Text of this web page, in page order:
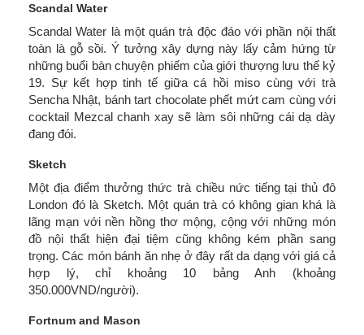
Scandal Water
Scandal Water là một quán trà độc đáo với phần nội thất
toàn là gỗ sồi. Ý tưởng xây dựng này lấy cảm hứng từ
những buổi bàn chuyện phiếm của giới thượng lưu thế kỷ
19. Sự kết hợp tinh tế giữa cá hồi miso cùng với trà
Sencha Nhật, bánh tart chocolate phết mứt cam cùng với
cocktail Mezcal chanh xay sẽ làm sôi những cái dạ dày
đang đói.
Sketch
Một địa điểm thưởng thức trà chiều nức tiếng tại thủ đô
London đó là Sketch. Một quán trà có không gian khá là
lãng mạn với nền hồng thơ mộng, cộng với những món
đồ nội thất hiện đại tiệm cũng không kém phần sang
trọng. Các món bánh ăn nhẹ ở đây rất da dạng với giá cả
hợp lý, chỉ khoảng 10 bảng Anh (khoảng
350.000VND/người).
Fortnum and Mason